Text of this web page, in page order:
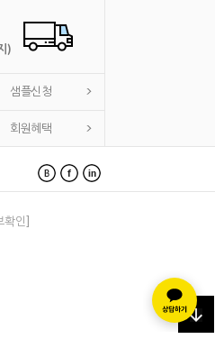
)
샘플신청
회원혜택
확인]